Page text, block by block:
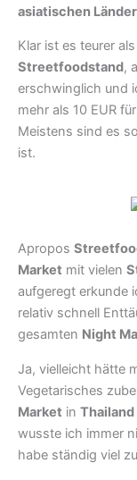
asiatischen
Klar ist es teurer
Streetfoodstand,
erschwinglich und
mehr als 10 EUR
Meistens sind es
ist.
Apropos
Market mit vielen
aufgeregt erkunde
relativ schnell
gesamten Night
Ja, vielleicht hätte
Vegetarisches
Market in Thailand
wusste ich immer
habe ständig viel